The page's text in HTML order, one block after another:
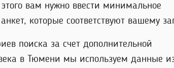
вам нужно ввести минимальное
которые соответствуют вашему
поиска за счет дополнительной
в Тюмени мы используем данные